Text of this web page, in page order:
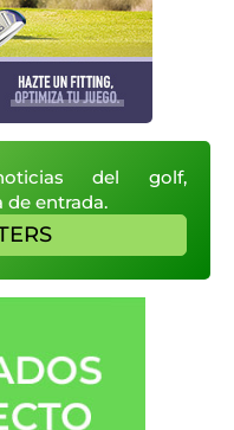
del golf,
entrada.